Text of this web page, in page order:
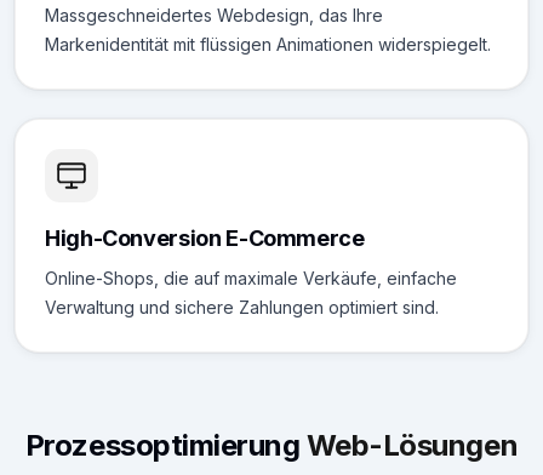
Massgeschneidertes Webdesign, das Ihre
Markenidentität mit flüssigen Animationen widerspiegelt.
High-Conversion E-Commerce
Online-Shops, die auf maximale Verkäufe, einfache
Verwaltung und sichere Zahlungen optimiert sind.
Prozessoptimierung Web-Lösungen